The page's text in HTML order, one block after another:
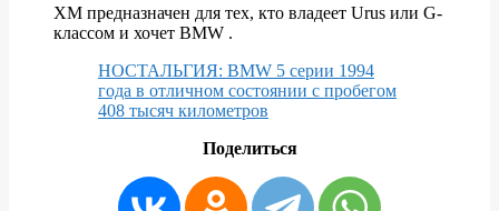
XM предназначен для тех, кто владеет Urus или G-
классом и хочет BMW .
НОСТАЛЬГИЯ: BMW 5 серии 1994
года в отличном состоянии с пробегом
408 тысяч километров
Поделиться